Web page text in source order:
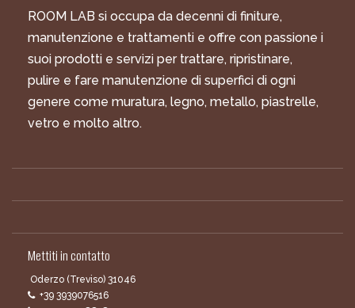
ROOM LAB si occupa da decenni di finiture,
manutenzione e trattamenti e offre con passione i
suoi prodotti e servizi per trattare, ripristinare,
pulire e fare manutenzione di superfici di ogni
genere come muratura, legno, metallo, piastrelle,
vetro e molto altro.
Mettiti in contatto
Oderzo (Treviso) 31046
+39 3939076516